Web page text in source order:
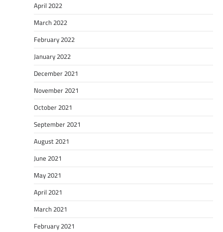
April 2022
March 2022
February 2022
January 2022
December 2021
November 2021
October 2021
September 2021
August 2021
June 2021
May 2021
April 2021
March 2021
February 2021